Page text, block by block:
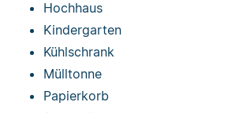
Hochhaus
Kindergarten
Kühlschrank
Mülltonne
Papierkorb